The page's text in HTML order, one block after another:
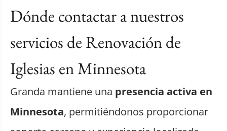
Dónde contactar a nuestros
servicios de Renovación de
Iglesias en Minnesota
Granda mantiene una presencia activa en
Minnesota, permitiéndonos proporcionar